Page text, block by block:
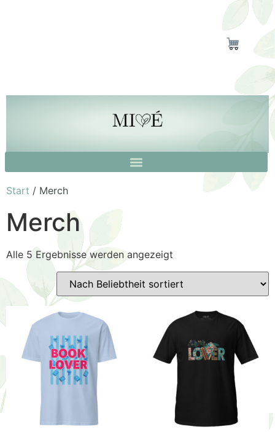
Start / Merch
Merch
Alle 5 Ergebnisse werden angezeigt